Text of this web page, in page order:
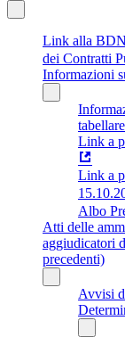
Link alla
dei Contratti
Informazioni
Link a
Link a
Albo
Atti delle
aggiudicatori
precedenti)
Avvisi